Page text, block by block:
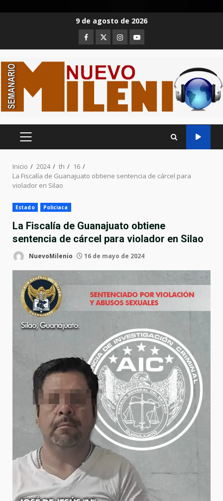
9 de agosto de 2026
Facebook
TwitterInstagram
Youtube
MENÚ
Inicio 2024 th
16
La Fiscalía de Guanajuato obtiene sentencia de cárcel para
violador en Silao
Estado Policiaca
La Fiscalía de Guanajuato obtiene
sentencia de cárcel para violador en Silao
NuevoMilenio 16 de mayo de 2024